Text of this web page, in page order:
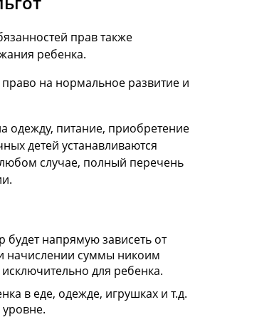
прав также
ребенка.
на нормальное развитие и
одежду, питание, приобретение
детей устанавливаются
случае, полный перечень
напрямую зависеть от
начислении суммы никоим
для ребенка.
в еде, одежде, игрушках и т.д.